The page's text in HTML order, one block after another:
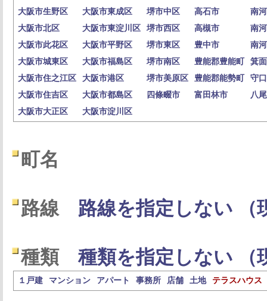
大阪市生野区
大阪市東成区 堺市中区 高石市
南
大阪市北区
大阪市東淀川区 堺市西区 高槻市
南
大阪市此花区
大阪市平野区 堺市東区 豊中市
南
大阪市城東区
大阪市福島区 堺市南区 豊能郡豊能町
箕
大阪市住之江区
大阪市港区 堺市美原区 豊能郡能勢町
守
大阪市住吉区
大阪市都島区 四條畷市 富田林市
八
大阪市大正区
大阪市淀川区
町名
路線 路線を指定しない （
種類 種類を指定しない （
１戸建 マンション アパート 事務所 店舗 土地 テラスハウス